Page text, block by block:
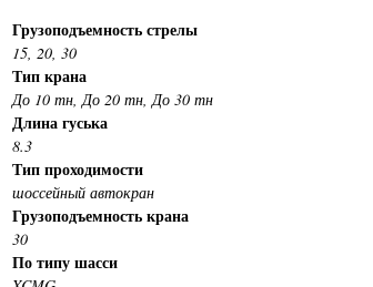
Грузоподъемность стрелы
15, 20, 30
Тип крана
До 10 тн, До 20 тн, До 30 тн
Длина гуська
8.3
Тип проходимости
шоссейный автокран
Грузоподъемность крана
30
По типу шасси